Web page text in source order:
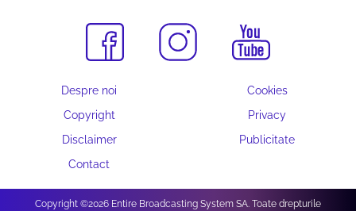
Despre noi
Cookies
Copyright
Privacy
Disclaimer
Publicitate
Contact
Copyright ©2026 Entire Broadcasting System SA. Toate drepturile